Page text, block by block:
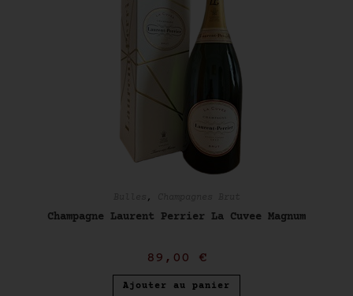
,
Champagne Laurent Perrier La Cuvee Magnum
89,00 €
Ajouter au panier